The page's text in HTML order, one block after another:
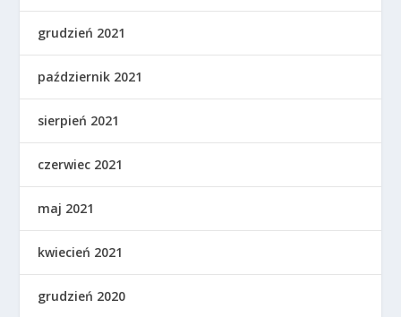
grudzień 2021
październik 2021
sierpień 2021
czerwiec 2021
maj 2021
kwiecień 2021
grudzień 2020